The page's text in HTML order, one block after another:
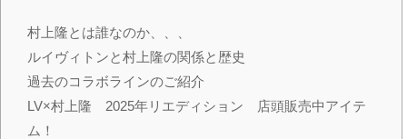
村上隆とは誰なのか、、、
ルイヴィトンと村上隆の関係と歴史
過去のコラボラインのご紹介
LV×村上隆 2025年リエディション 店頭販売中アイテ
ム！